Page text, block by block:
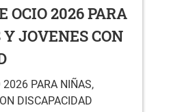
OCIO 2026 PARA
JOVENES CON
2026 PARA NIÑAS,
DISCAPACIDAD